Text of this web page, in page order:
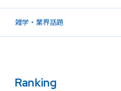
雑学・業界話題
Ranking